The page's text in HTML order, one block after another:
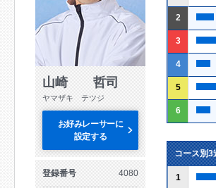
山崎 哲司
ヤマザキ テツジ
お好みレーサーに
設定する
登録番号 4080
2
3
4
5
6
コース別3
1